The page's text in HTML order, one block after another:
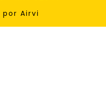
por Airvi